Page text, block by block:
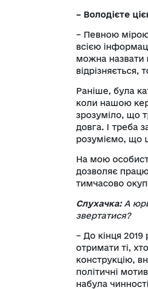
– Володієте
– Певною
всією
можна назвати
Раніше, була
коли нашою
зрозуміло, що
довга. І треба
розуміємо, що
На мою
дозволяє
тимчасово
Слухачка: А
звертатися?
– До кінця
отримати ті,
конструкцію,
політичні
набула